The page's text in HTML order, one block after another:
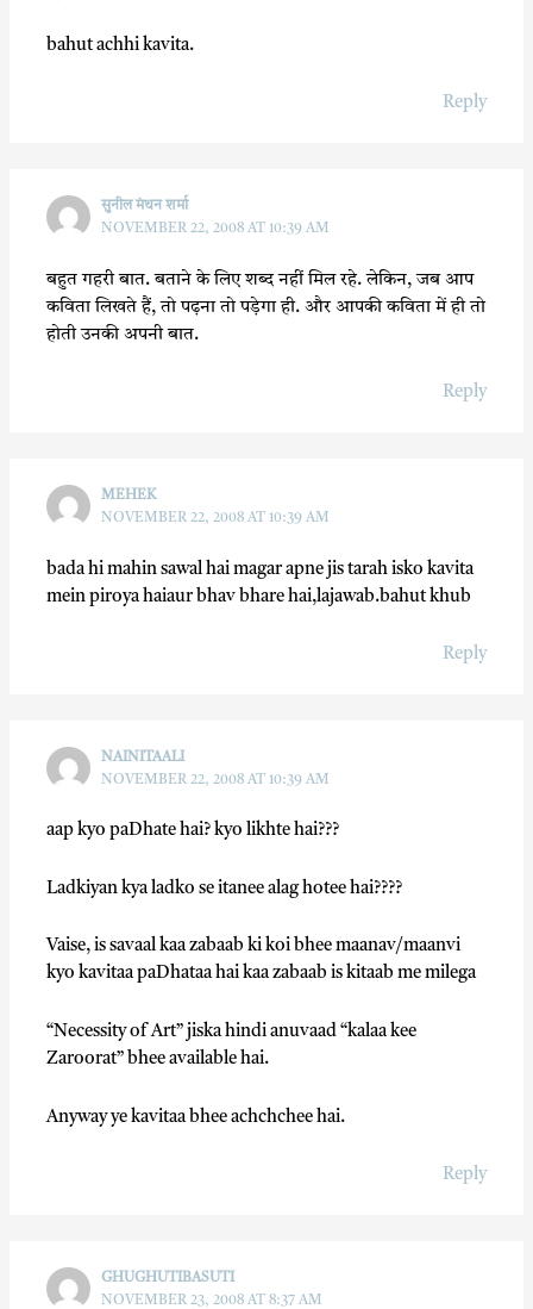
bahut achhi kavita.
Reply
सुनील मंथन शर्मा
NOVEMBER 22, 2008 AT 10:39 AM
बहुत गहरी बात. बताने के लिए शब्द नहीं मिल रहे. लेकिन, जब आप
कविता लिखते हैं, तो पढ़ना तो पड़ेगा ही. और आपकी कविता में ही तो
होती उनकी अपनी बात.
Reply
MEHEK
NOVEMBER 22, 2008 AT 10:39 AM
bada hi mahin sawal hai magar apne jis tarah isko kavita
mein piroya haiaur bhav bhare hai,lajawab.bahut khub
Reply
NAINITAALI
NOVEMBER 22, 2008 AT 10:39 AM
aap kyo paDhate hai? kyo likhte hai???
Ladkiyan kya ladko se itanee alag hotee hai????
Vaise, is savaal kaa zabaab ki koi bhee maanav/maanvi
kyo kavitaa paDhataa hai kaa zabaab is kitaab me milega
“Necessity of Art” jiska hindi anuvaad “kalaa kee
Zaroorat” bhee available hai.
Anyway ye kavitaa bhee achchchee hai.
Reply
GHUGHUTIBASUTI
NOVEMBER 23, 2008 AT 8:37 AM